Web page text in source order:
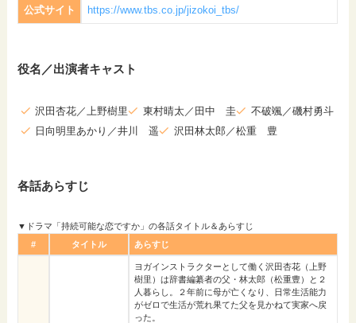
公式サイト https://www.tbs.co.jp/jizokoi_tbs/
役名／出演者キャスト
沢田杏花／上野樹里 東村晴太／田中 圭
不破颯／磯村勇斗
日向明里あかり／井川 遥
沢田林太郎／松重 豊
各話あらすじ
▼ドラマ「持続可能な恋ですか」の各話タイトル＆あらすじ
#
タイトル あらすじ
ヨガインストラクターとして働く沢田杏花（上野
樹里）は辞書編纂者の父・林太郎（松重豊）と２
人暮らし。２年前に母が亡くなり、日常生活能力
がゼロで生活が荒れ果てた父を見かねて実家へ戻
った。